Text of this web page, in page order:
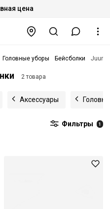
цена
Головные уборы Бейсболки Juun J
2 товара
Аксессуары
Фильтры 1